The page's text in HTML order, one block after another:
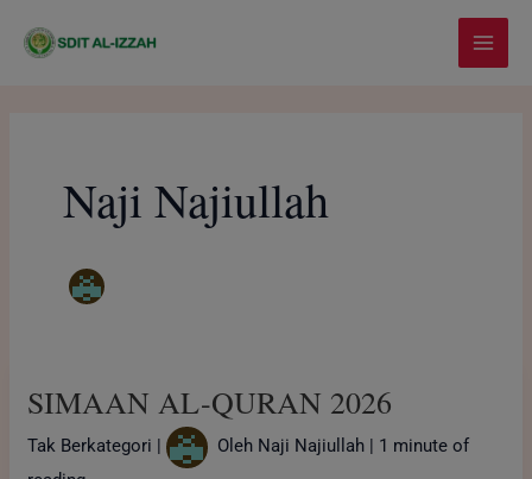
Main
Menu
Naji Najiullah
SIMAAN AL-QURAN 2026
Tak Berkategori | Oleh Naji Najiullah
1 minute of
AL-
2026